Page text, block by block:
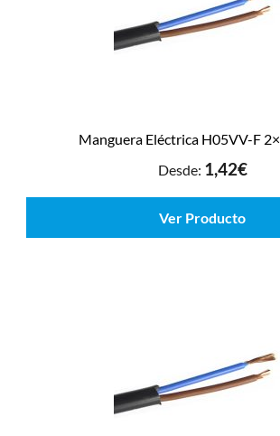
Manguera Eléctrica H05VV-F
Desde: 1,42€
Ver Producto